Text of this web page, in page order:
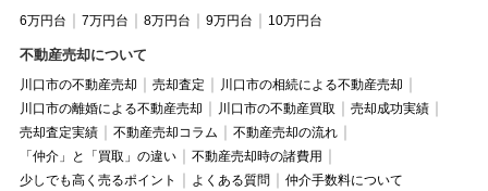
6万円台 7万円台 8万円台 9万円台 10万円台
不動産売却について
川口市の不動産売却 売却査定
川口市の相続による不動産売却
川口市の離婚による不動産売却
川口市の不動産買取
売却成功実績
売却査定実績
不動産売却コラム
不動産売却の流れ
「仲介」と「買取」の違い
不動産売却時の諸費用
少しでも高く売るポイント
よくある質問 仲介手数料について